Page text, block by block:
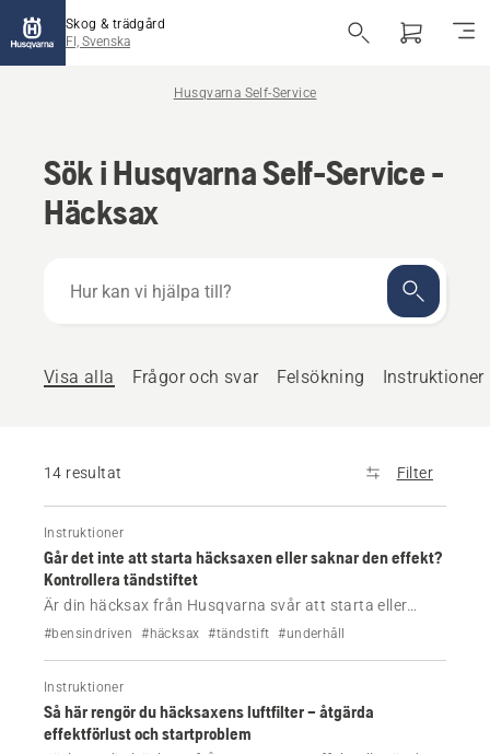
Skog & trädgård
FI, Svenska
Husqvarna Self-Service
Sök i Husqvarna Self-Service -
Häcksax
kan
till?
Visa alla Frågor och svar Felsökning Instruktioner
14 resultat Filter
Instruktioner
Går det inte att starta häcksaxen eller saknar den effekt?
Kontrollera tändstiftet
Är din häcksax från Husqvarna svår att starta eller
förlorar den effekt? Lär dig hur du rengör tändstiftet
#bensindriven #häcksax #tändstift #underhåll
Instruktioner
Så här rengör du häcksaxens luftfilter – åtgärda
effektförlust och startproblem